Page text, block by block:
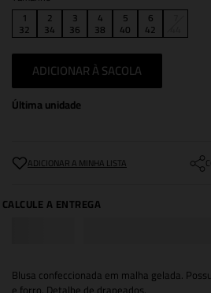
1
32
2
34
3
36
4
38
5
40
6
42
ADICIONAR À SACOLA
Última unidade
Blusa confeccionada em malha gelada.